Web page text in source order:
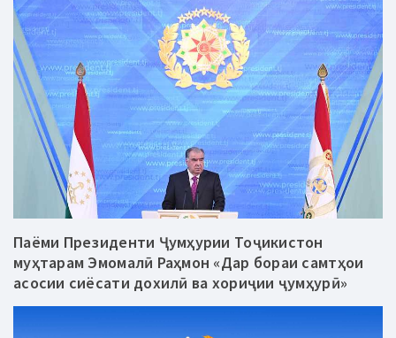
Паёми Президенти Ҷумҳурии Тоҷикистон
муҳтарам Эмомалӣ Раҳмон «Дар бораи самтҳои
асосии сиёсати дохилӣ ва хориҷии ҷумҳурӣ»